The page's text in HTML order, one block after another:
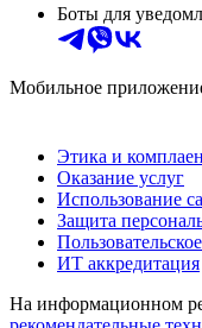
Боты для
Мобильное
Этика и
Оказание услуг
Использование
Защита
ИТ аккредитация
На информационном